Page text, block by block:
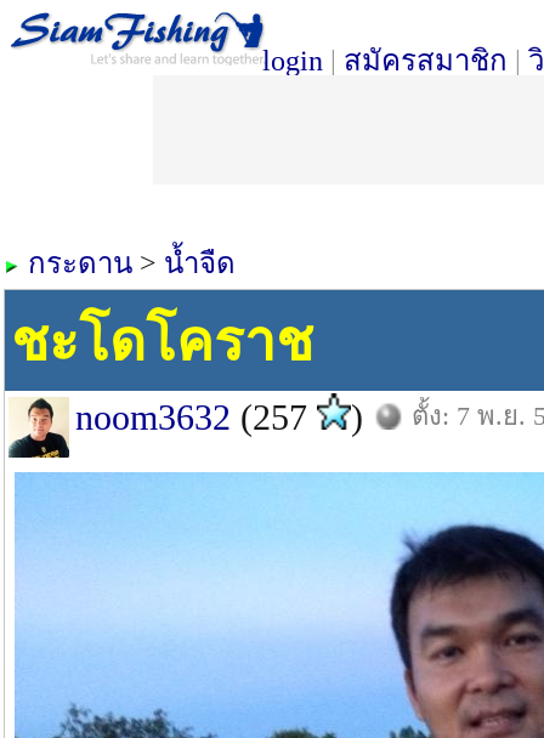
login | สมัครสมาชิก |
กระดาน > น้ำจืด
ชะโดโคราช
noom3632 (257 ) ตั้ง: 7 พ.ย.